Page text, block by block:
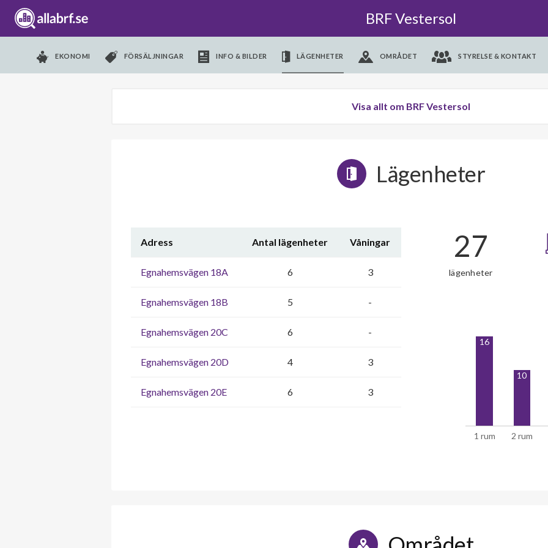
BRF Vestersol
EKONOMI FÖRSÄLJNINGAR INFO & BILDER LÄGENHETER OMRÅDET STYRELSE & KONTAKT
Visa allt om BRF Vestersol
Lägenheter
Adress Antal lägenheter Våningar
Egnahemsvägen 18A 6 3
Egnahemsvägen 18B 5 -
Egnahemsvägen 20C 6 -
Egnahemsvägen 20D 4 3
Egnahemsvägen 20E 6 3
27
lägenheter
1 rum 2 rum
16
10